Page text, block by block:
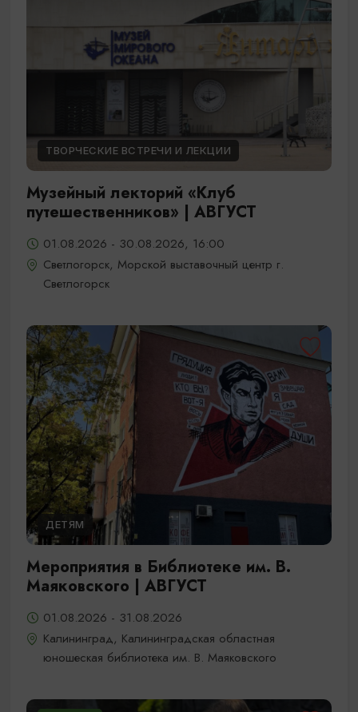
ТВОРЧЕСКИЕ ВСТРЕЧИ И ЛЕКЦИИ
Музейный лекторий «Клуб
путешественников» | АВГУСТ
01.08.2026 - 30.08.2026, 16:00
Светлогорск, Морской выставочный центр г.
Светлогорск
ДЕТЯМ
Мероприятия в Библиотеке им. В.
Маяковского | АВГУСТ
01.08.2026 - 31.08.2026
Калининград, Калининградская областная
юношеская библиотека им. В. Маяковского